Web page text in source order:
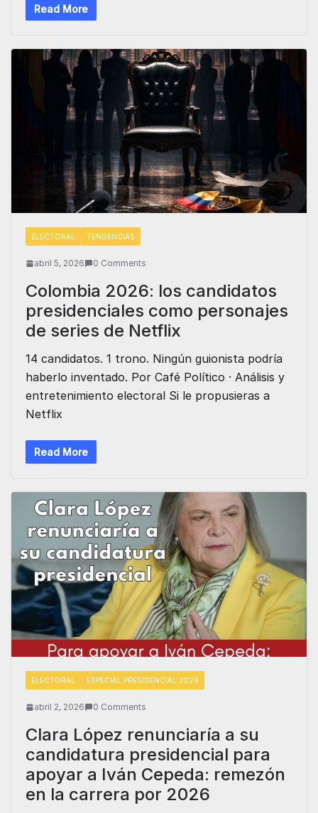
Read More
ELECTORAL TENDENCIAS
abril 5, 2026 0 Comments
Colombia 2026: los candidatos
presidenciales como personajes
de series de Netflix
14 candidatos. 1 trono. Ningún guionista podría
haberlo inventado. Por Café Político · Análisis y
entretenimiento electoral Si le propusieras a
Netflix
Read More
ELECTORAL ESPECIAL PRESIDENCIAL 2026
abril 2, 2026 0 Comments
Clara López renunciaría a su
candidatura presidencial para
apoyar a Iván Cepeda: remezón
en la carrera por 2026